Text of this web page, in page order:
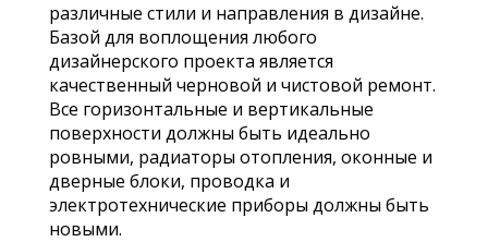
различные стили и направления в дизайне.
Базой для воплощения любого
дизайнерского проекта является
качественный черновой и чистовой ремонт.
Все горизонтальные и вертикальные
поверхности должны быть идеально
ровными, радиаторы отопления, оконные и
дверные блоки, проводка и
электротехнические приборы должны быть
новыми.